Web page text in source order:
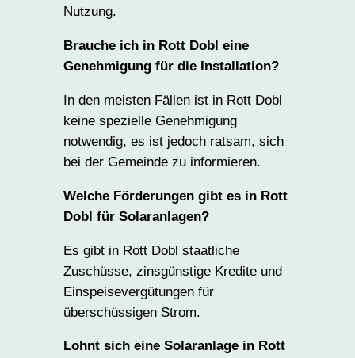
Nutzung.
Brauche ich in Rott Dobl eine
Genehmigung für die Installation?
In den meisten Fällen ist in Rott Dobl
keine spezielle Genehmigung
notwendig, es ist jedoch ratsam, sich
bei der Gemeinde zu informieren.
Welche Förderungen gibt es in Rott
Dobl für Solaranlagen?
Es gibt in Rott Dobl staatliche
Zuschüsse, zinsgünstige Kredite und
Einspeisevergütungen für
überschüssigen Strom.
Lohnt sich eine Solaranlage in Rott